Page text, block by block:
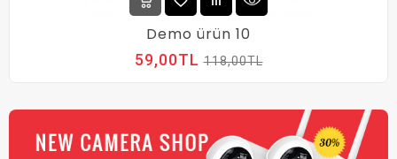
Demo ürün 10
59,00TL 118,00TL